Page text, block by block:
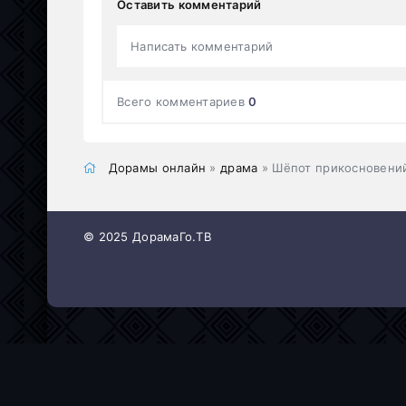
Оставить комментарий
Написать комментарий
Всего комментариев0
Дорамы онлайн » драма » Шёпот
© 2025 ДорамаГо.ТВ